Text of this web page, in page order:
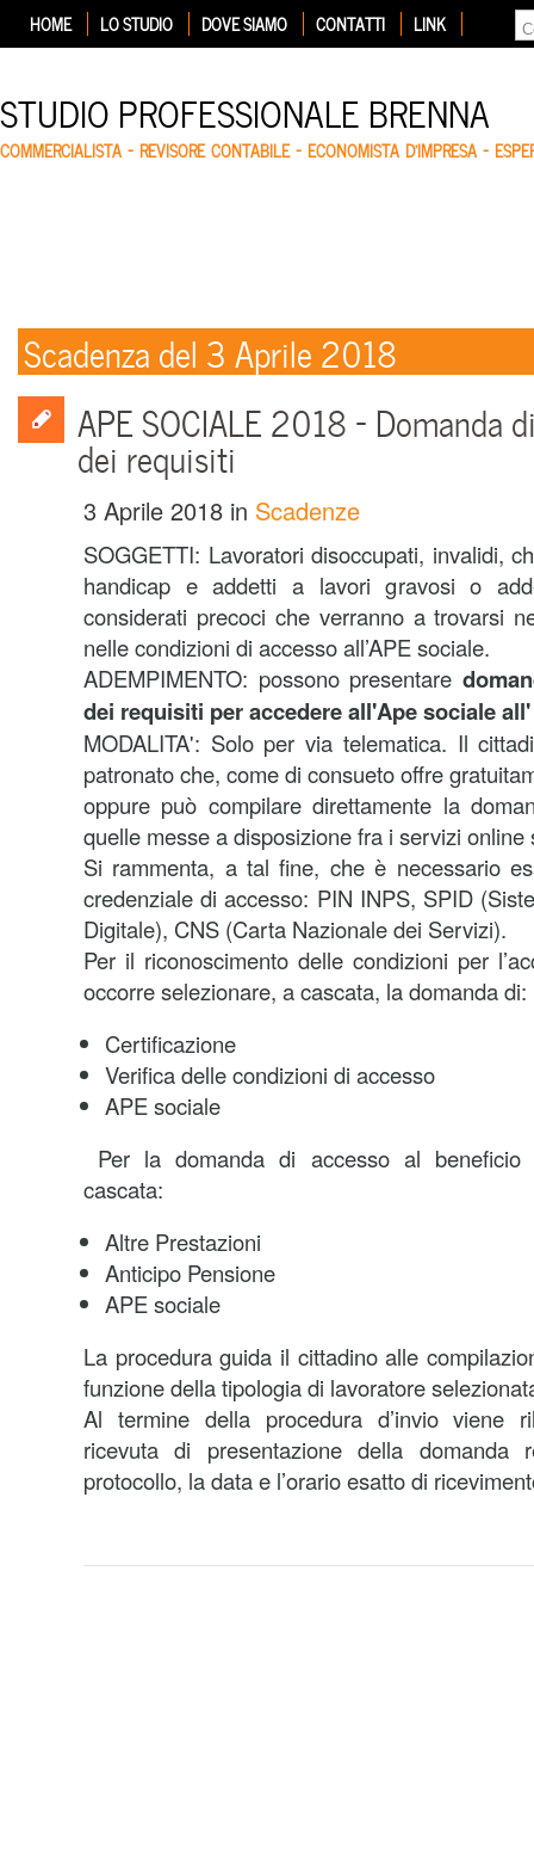
HOME LO STUDIO DOVE SIAMO CONTATTI LINK
STUDIO PROFESSIONALE BRENNA
COMMERCIALISTA – REVISORE CONTABILE – ECONOMISTA D'IMPRESA –
Scadenza del 3 Aprile 2018
APE SOCIALE 2018 – Domanda
dei requisiti
3 Aprile 2018 in Scadenze
SOGGETTI: Lavoratori disoccupati, invalidi,
handicap e addetti a lavori gravosi o
considerati precoci che verranno a trovarsi
nelle condizioni di accesso all’APE sociale.
ADEMPIMENTO: possono presentare
dei requisiti per accedere all'Ape sociale all'
MODALITA': Solo per via telematica. Il
patronato che, come di consueto offre
oppure può compilare direttamente la
quelle messe a disposizione fra i servizi
Si rammenta, a tal fine, che è necessario
credenziale di accesso: PIN INPS, SPID
Digitale), CNS (Carta Nazionale dei Servizi).
Per il riconoscimento delle condizioni per
occorre selezionare, a cascata, la domanda di:
Certificazione
Verifica delle condizioni di accesso
APE sociale
Per la domanda di accesso al beneficio
cascata:
Altre Prestazioni
Anticipo Pensione
APE sociale
La procedura guida il cittadino alle
funzione della tipologia di lavoratore
Al termine della procedura d’invio viene
ricevuta di presentazione della domanda
protocollo, la data e l’orario esatto di